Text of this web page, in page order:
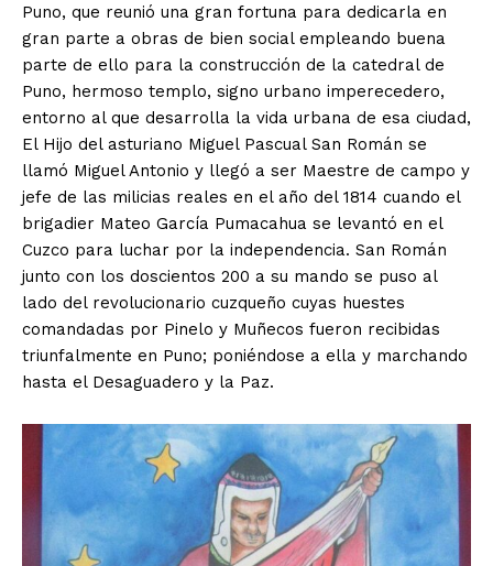
Puno, que reunió una gran fortuna para dedicarla en
gran parte a obras de bien social empleando buena
parte de ello para la construcción de la catedral de
Puno, hermoso templo, signo urbano imperecedero,
entorno al que desarrolla la vida urbana de esa ciudad,
El Hijo del asturiano Miguel Pascual San Román se
llamó Miguel Antonio y llegó a ser Maestre de campo y
jefe de las milicias reales en el año del 1814 cuando el
brigadier Mateo García Pumacahua se levantó en el
Cuzco para luchar por la independencia. San Román
junto con los doscientos 200 a su mando se puso al
lado del revolucionario cuzqueño cuyas huestes
comandadas por Pinelo y Muñecos fueron recibidas
triunfalmente en Puno; poniéndose a ella y marchando
hasta el Desaguadero y la Paz.